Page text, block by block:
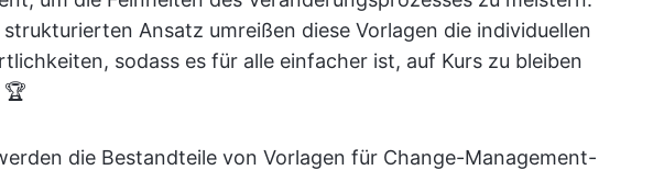
Ansatz umreißen diese Vorlagen die individuellen
sodass es für alle einfacher ist, auf Kurs zu bleiben
🏆
die Bestandteile von Vorlagen für Change-Management-